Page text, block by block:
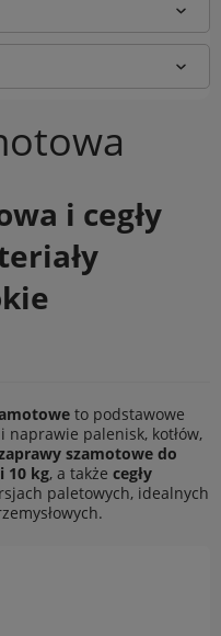
i cegły
to podstawowe
naprawie palenisk, kotłów,
szamotowe do
10 kg, a także cegły
paletowych, idealnych